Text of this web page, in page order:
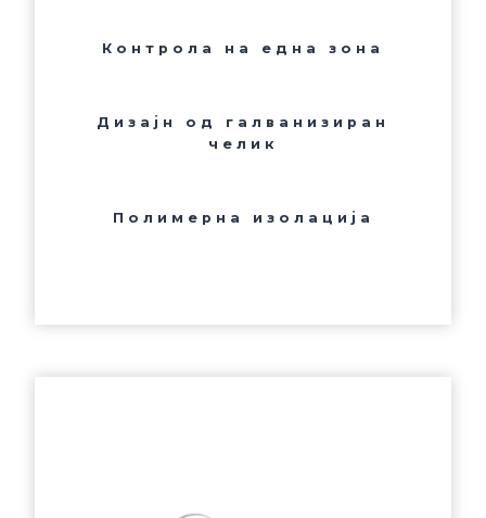
Контрола на една зона
Дизајн од галванизиран
челик
Полимерна изолација